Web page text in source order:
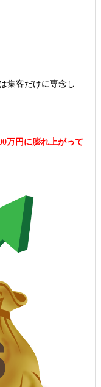
集客だけに専念し
万円に膨れ上がって